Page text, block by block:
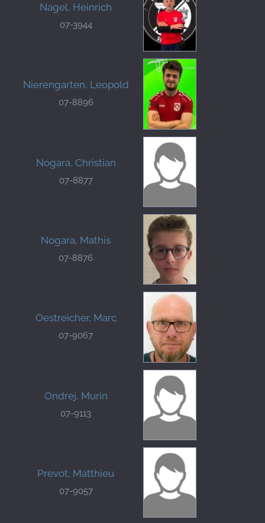
Nagel, Heinrich
07-3944
Nierengarten, Leopold
07-8896
Nogara, Christian
07-8877
Nogara, Mathis
07-8876
Oestreicher, Marc
07-9067
Ondrej, Murin
07-9113
Prevot, Matthieu
07-9057